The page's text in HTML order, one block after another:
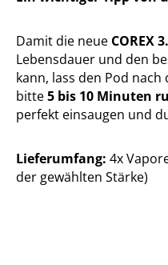
Damit die neue COREX
Lebensdauer und den
kann, lass den Pod
bitte5 bis 10 Minuten
perfekt einsaugen und
Lieferumfang: 4x
der gewählten Stärke)